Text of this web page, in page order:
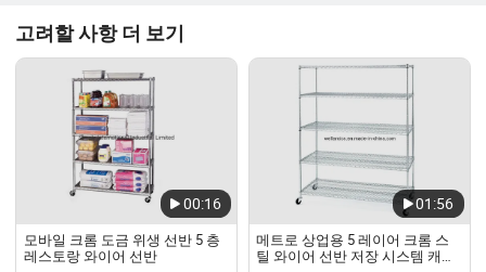
다. 10) 두께, 크기, 레이어, 색이 다르게 선택할 수 있습니다
1.Q: 귀사는 제조사입니까, 아니면 ...
고려할 사항 더 보기
00:16
모바일 크롬 도금 위생 선반 5 층
레스토랑 와이어 선반
01:56
메트로 상업용 5 레이어 크롬 스
틸 와이어 선반 저장 시스템 캐스